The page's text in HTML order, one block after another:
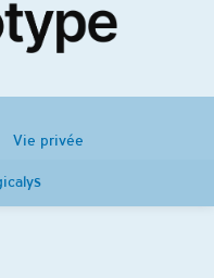
Vie privée